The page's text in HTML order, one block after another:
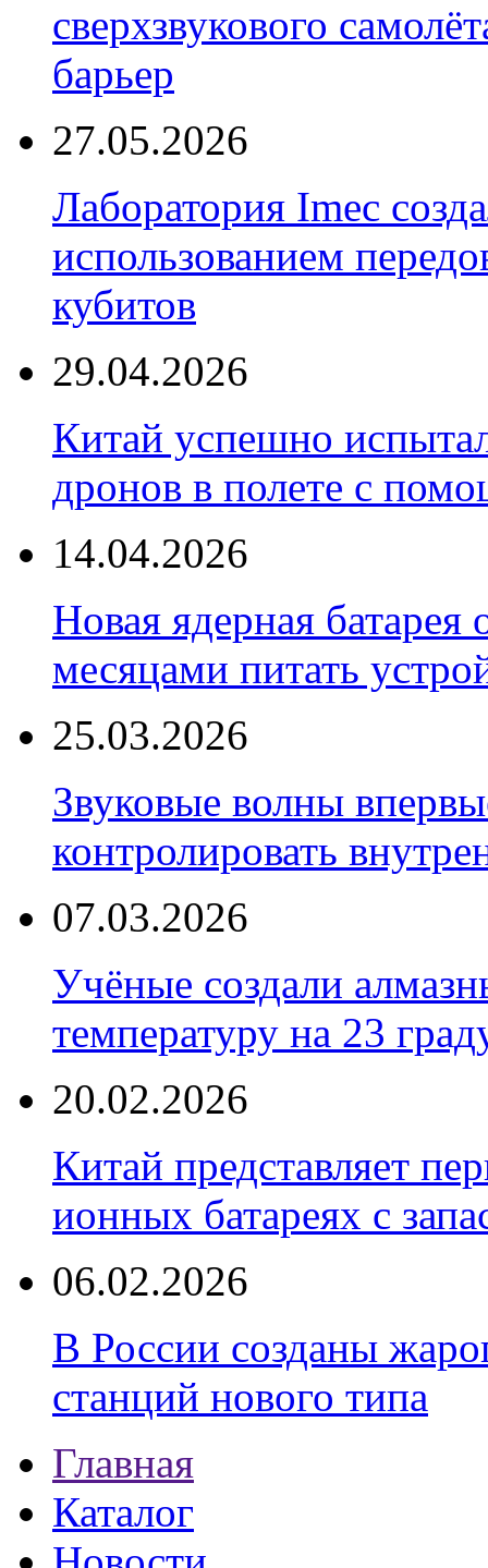
сверхзвукового
барьер
27.05.2026
Лаборатория Imec
использованием
кубитов
29.04.2026
Китай успешно
дронов в полете с
14.04.2026
Новая ядерная батарея
месяцами питать
25.03.2026
Звуковые волны
контролировать
07.03.2026
Учёные создали
температуру на 23
20.02.2026
Китай представляет
ионных батареях с
06.02.2026
В России созданы
станций нового типа
Главная
Каталог